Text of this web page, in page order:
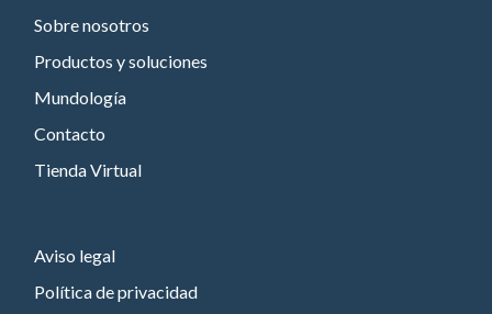
Sobre nosotros
Productos y soluciones
Mundología
Contacto
Tienda Virtual
Aviso legal
Política de privacidad